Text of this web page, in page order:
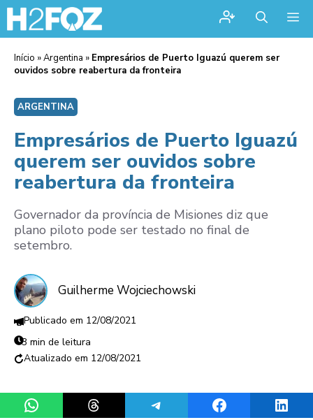
Início »Argentina » Empresários de Puerto Iguazú querem ser
ouvidos sobre reabertura da fronteira
ARGENTINA
Empresários de Puerto Iguazú
querem ser ouvidos sobre
reabertura da fronteira
Governador da província de Misiones diz que
plano piloto pode ser testado no final de
setembro.
Guilherme Wojciechowski
12/08/2021
3 min de leitura
12/08/2021
Share on WhatsAppShare on ThreadsShare on TelegramShare on Facebook